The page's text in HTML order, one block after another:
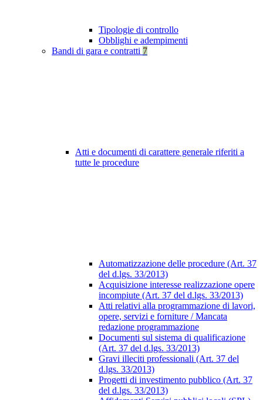
Tipologie di controllo
Obblighi e adempimenti
Bandi di gara e contratti 7
Atti e documenti di carattere generale riferiti a
tutte le procedure
Automatizzazione delle procedure (Art. 37
del d.lgs. 33/2013)
Acquisizione interesse realizzazione opere
incompiute (Art. 37 del d.lgs. 33/2013)
Atti relativi alla programmazione di lavori,
opere, servizi e forniture / Mancata
redazione programmazione
Documenti sul sistema di qualificazione
(Art. 37 del d.lgs. 33/2013)
Gravi illeciti professionali (Art. 37 del
d.lgs. 33/2013)
Progetti di investimento pubblico (Art. 37
del d.lgs. 33/2013)